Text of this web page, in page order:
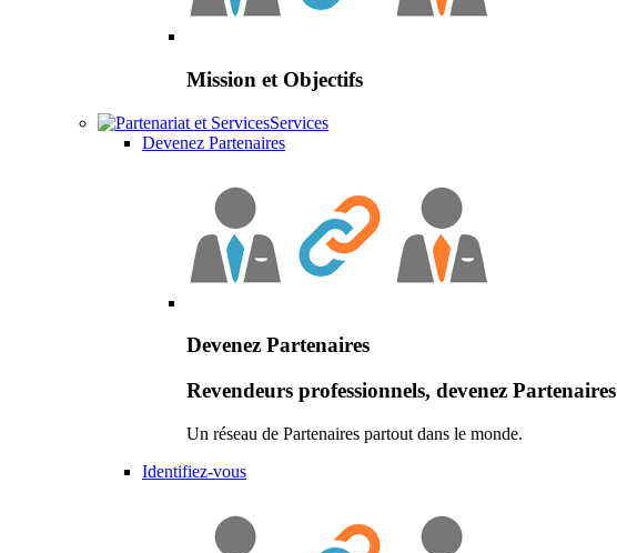
Mission et Objectifs
Services
Devenez Partenaires
Devenez Partenaires
Revendeurs professionnels, devenez Partenaires
Un réseau de Partenaires partout dans le monde.
Identifiez-vous